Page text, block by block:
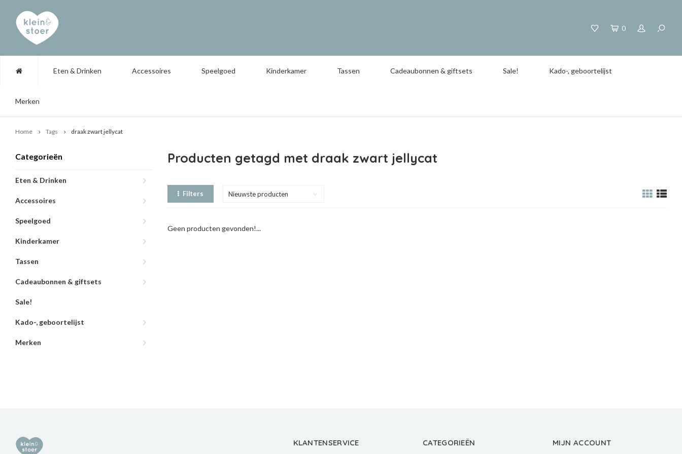
0
Eten & Drinken Accessoires Speelgoed Kinderkamer Tassen Cadeaubonnen & giftsets Sale! Kado-, geboortelijst
Merken
Home Tags draak zwart jellycat
Categorieën
Eten & Drinken
Accessoires
Speelgoed
Kinderkamer
Tassen
Cadeaubonnen & giftsets
Sale!
Kado-, geboortelijst
Merken
Producten getagd met draak zwart jellycat
Filters Nieuwste producten
Geen producten gevonden!...
KLANTENSERVICE CATEGORIEËN MIJN ACCOUNT